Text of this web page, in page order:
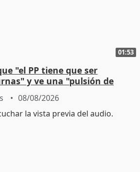
01:53
"el PP tiene que ser
y ve una "pulsión de
08/08/2026